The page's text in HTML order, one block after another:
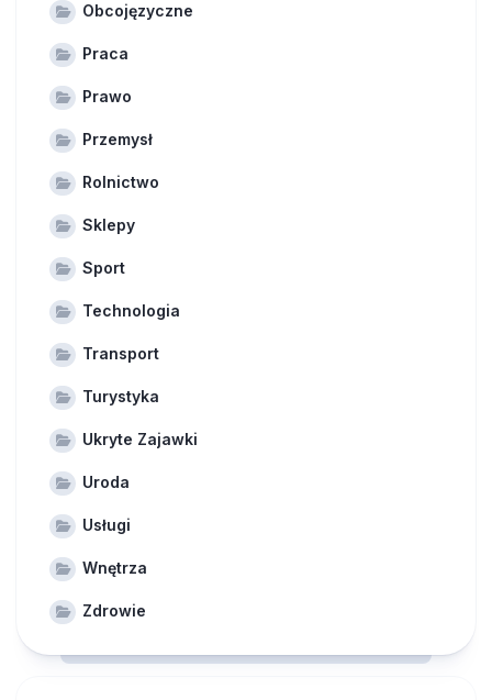
Obcojęzyczne
Praca
Prawo
Przemysł
Rolnictwo
Sklepy
Sport
Technologia
Transport
Turystyka
Ukryte Zajawki
Uroda
Usługi
Wnętrza
Zdrowie